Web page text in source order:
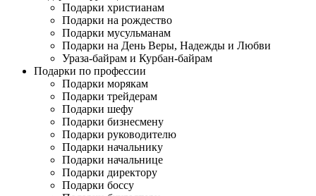
Подарки христианам
Подарки на рождество
Подарки мусульманам
Подарки на День Веры, Надежды и Любви
Ураза-байрам и Курбан-байрам
Подарки по профессии
Подарки морякам
Подарки трейдерам
Подарки шефу
Подарки бизнесмену
Подарки руководителю
Подарки начальнику
Подарки начальнице
Подарки директору
Подарки боссу